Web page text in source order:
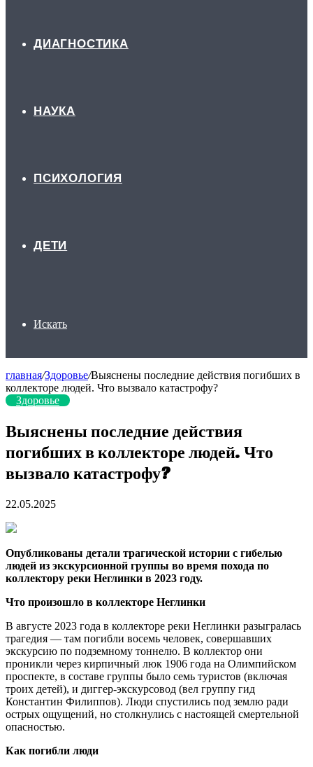
ДИАГНОСТИКА
НАУКА
ПСИХОЛОГИЯ
ДЕТИ
Искать
главная/Здоровье/Выяснены последние действия погибших в
коллекторе людей. Что вызвало катастрофу?
Здоровье
Выяснены последние действия
погибших в коллекторе людей. Что
вызвало катастрофу?
22.05.2025
Опубликованы детали трагической истории с гибелью
людей из экскурсионной группы во время похода по
коллектору реки Неглинки в 2023 году.
Что произошло в коллекторе Неглинки
В августе 2023 года в коллекторе реки Неглинки разыгралась
трагедия — там погибли восемь человек, совершавших
экскурсию по подземному тоннелю. В коллектор они
проникли через кирпичный люк 1906 года на Олимпийском
проспекте, в составе группы было семь туристов (включая
троих детей), и диггер-экскурсовод (вел группу гид
Константин Филиппов). Люди спустились под землю ради
острых ощущений, но столкнулись с настоящей смертельной
опасностью.
Как погибли люди